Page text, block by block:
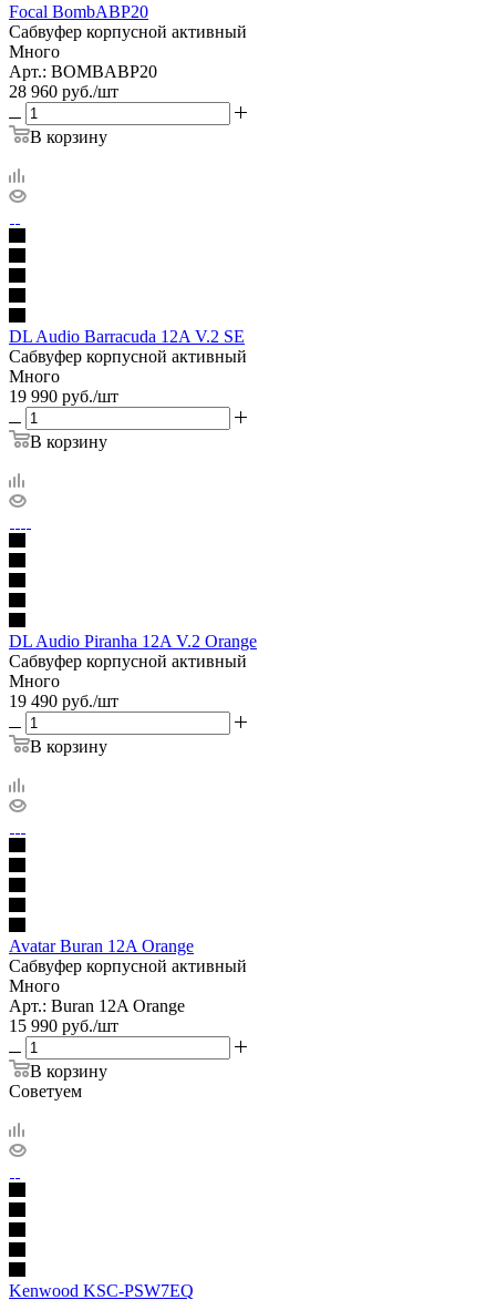
Focal BombABP20
Сабвуфер корпусной активный
Много
Арт.: BOMBABP20
28 960 руб./шт
В корзину
DL Audio Barracuda 12A V.2 SE
Сабвуфер корпусной активный
Много
19 990 руб./шт
В корзину
DL Audio Piranha 12A V.2 Orange
Сабвуфер корпусной активный
Много
19 490 руб./шт
В корзину
Avatar Buran 12A Orange
Сабвуфер корпусной активный
Много
Арт.: Buran 12A Orange
15 990 руб./шт
В корзину
Советуем
Kenwood KSC-PSW7EQ